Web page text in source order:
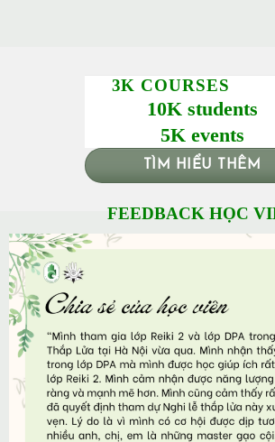
3K COURSES
10K students
5K events
TÌM HIỂU THÊM
FEEDBACK HỌC